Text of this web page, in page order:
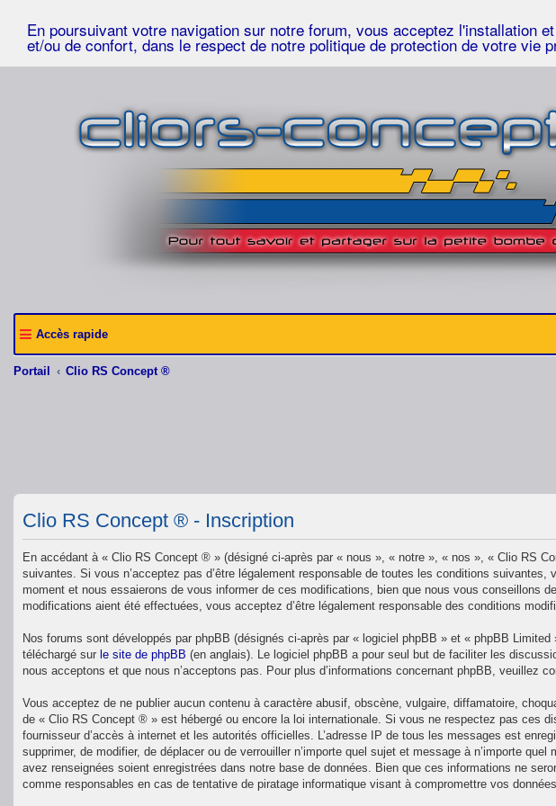
En poursuivant votre navigation sur notre forum, vous acceptez l'installation
et/ou de confort, dans le respect de notre politique de protection de votre vie
Accès rapide
Portail Clio RS Concept ®
Clio RS Concept ® - Inscription
En accédant à « Clio RS Concept ® » (désigné ci-après par « nous », « notre », « nos », « Clio RS
suivantes. Si vous n’acceptez pas d’être légalement responsable de toutes les conditions
moment et nous essaierons de vous informer de ces modifications, bien que nous vous conseillons
modifications aient été effectuées, vous acceptez d’être légalement responsable des conditions
Nos forums sont développés par phpBB (désignés ci-après par « logiciel phpBB » et « phpBB
téléchargé sur le site de phpBB (en anglais). Le logiciel phpBB a pour seul but de faciliter les
nous acceptons et que nous n’acceptons pas. Pour plus d’informations concernant phpBB, veuillez
Vous acceptez de ne publier aucun contenu à caractère abusif, obscène, vulgaire, diffamatoire,
de « Clio RS Concept ® » est hébergé ou encore la loi internationale. Si vous ne respectez pas ces
fournisseur d’accès à internet et les autorités officielles. L’adresse IP de tous les messages est
supprimer, de modifier, de déplacer ou de verrouiller n’importe quel sujet et message à n’importe
avez renseignées soient enregistrées dans notre base de données. Bien que ces informations ne
comme responsables en cas de tentative de piratage informatique visant à compromettre vos